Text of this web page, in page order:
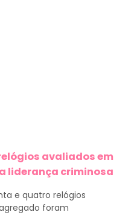
avaliados em
liderança criminosa
e quatro relógios
foram